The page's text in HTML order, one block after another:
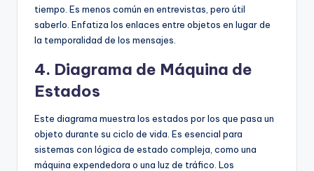
tiempo. Es menos común en entrevistas, pero útil
saberlo. Enfatiza los enlaces entre objetos en lugar de
la temporalidad de los mensajes.
4. Diagrama de Máquina de
Estados
Este diagrama muestra los estados por los que pasa un
objeto durante su ciclo de vida. Es esencial para
sistemas con lógica de estado compleja, como una
máquina expendedora o una luz de tráfico. Los